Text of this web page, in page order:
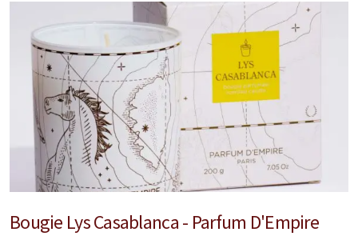
Bougie Lys Casablanca - Parfum D'Empire